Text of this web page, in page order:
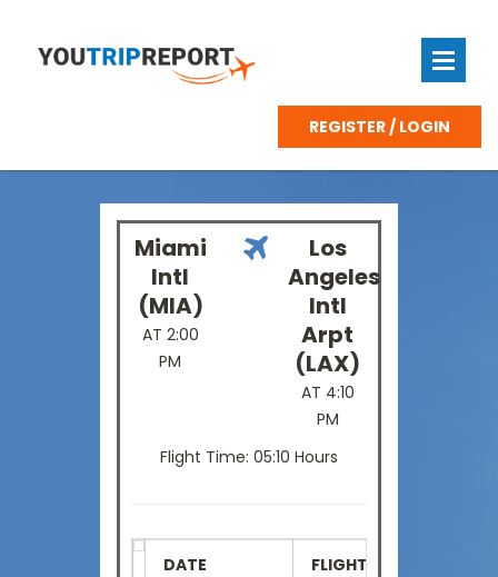
REGISTER / LOGIN
Miami
Intl
(MIA)
AT 2:00
PM
Los
Angeles
Intl
Arpt
(LAX)
AT 4:10
PM
Flight Time: 05:10 Hours
DATE FLIGHT NUMBER